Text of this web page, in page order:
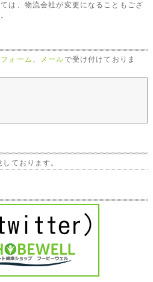
は、物流会社が変更になることもござ
ォーム メールで受け付けておりま
ております。